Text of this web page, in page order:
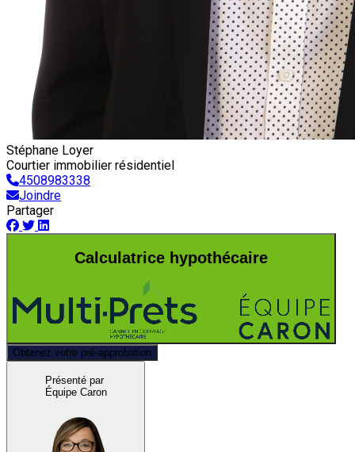
Stéphane Loyer
Courtier immobilier résidentiel
4508983338
Joindre
Partager
Calculatrice hypothécaire
Obtenez votre pré-approbation
Présenté par
Équipe Caron